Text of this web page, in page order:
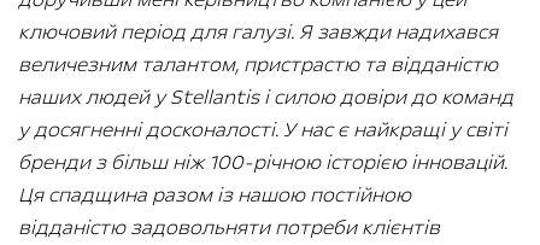
ключовий період для галузі. Я завжди надихався
величезним талантом, пристрастю та відданістю
наших людей у Stellantis і силою довіри до команд
у досягненні досконалості. У нас є найкращі у світі
бренди з більш ніж 100-річною історією інновацій.
Ця спадщина разом із нашою постійною
відданістю задовольняти потреби клієнтів